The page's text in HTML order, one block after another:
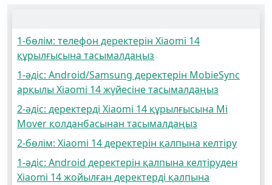
1-бөлім: телефон деректерін Xiaomi 14
құрылғысына тасымалдаңыз
1-әдіс: Android/Samsung деректерін MobieSync
арқылы Xiaomi 14 жүйесіне тасымалдаңыз
2-әдіс: деректерді Xiaomi 14 құрылғысына Mi
Mover қолданбасынан тасымалдаңыз
2-бөлім: Xiaomi 14 деректерін қалпына келтіру
1-әдіс: Android деректерін қалпына келтіруден
Xiaomi 14 жойылған деректерді қалпына